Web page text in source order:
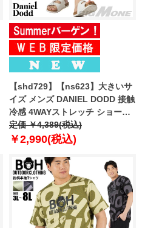
【shd729】【ns623】大きいサ
イズ メンズ DANIEL DODD 接触
冷感 4WAYストレッチ ショーツ
ショートパンツ ハーフパンツ 春
夏新作 azsp-260204 【fre】
定価 ￥4,389(税込)
￥2,990(税込)